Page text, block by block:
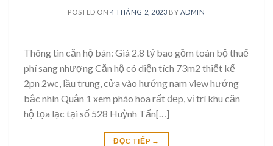
POSTED ON4 THÁNG 2, 2023 BY ADMIN
Thông tin căn hộ bán: Giá 2.8 tỷ bao gồm toàn bộ thuế
phí sang nhượng Căn hộ có diện tích 73m2 thiết kế
2pn 2wc, lầu trung, cửa vào hướng nam view hướng
bắc nhìn Quận 1 xem pháo hoa rất đẹp, vị trí khu căn
hộ tọa lạc tại số 528 Huỳnh Tấn[…]
ĐỌC TIẾP →